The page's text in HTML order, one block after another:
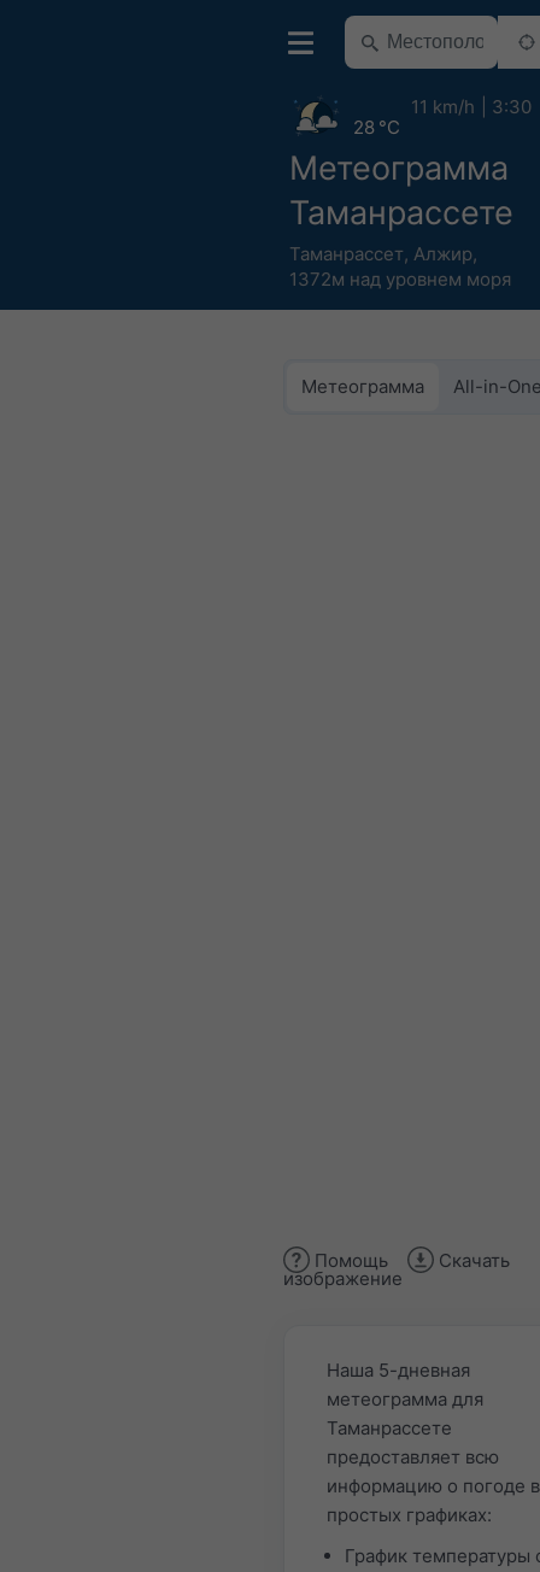
Метеограмма
Таманрассете
Таманрассет, Алжир,
1372м над уровнем моря
28 °C
11 km/h 3:30
Метеограмма All-in-
Помощь Скачать
изображение
Наша 5-дневная
метеограмма для
Таманрассете
предоставляет всю
информацию о погоде
простых графиках:
График температуры